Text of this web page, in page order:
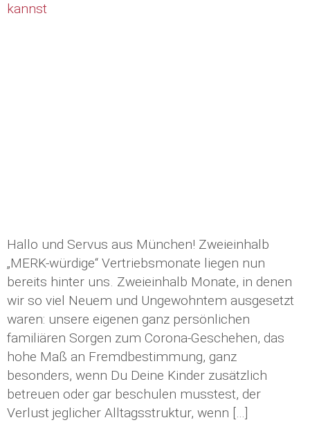
kannst
Hallo und Servus aus München! Zweieinhalb
„MERK-würdige“ Vertriebsmonate liegen nun
bereits hinter uns. Zweieinhalb Monate, in denen
wir so viel Neuem und Ungewohntem ausgesetzt
waren: unsere eigenen ganz persönlichen
familiären Sorgen zum Corona-Geschehen, das
hohe Maß an Fremdbestimmung, ganz
besonders, wenn Du Deine Kinder zusätzlich
betreuen oder gar beschulen musstest, der
Verlust jeglicher Alltagsstruktur, wenn […]